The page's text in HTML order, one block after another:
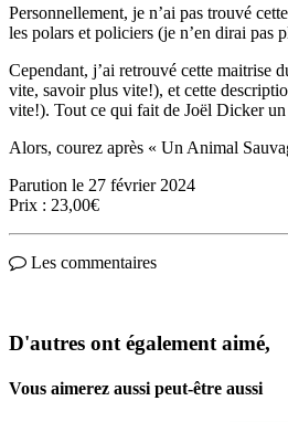
Personnellement, je n’ai pas trouvé
les polars et policiers (je n’en dirai pas
Cependant, j’ai retrouvé cette maitrise
vite, savoir plus vite!), et cette
vite!). Tout ce qui fait de Joël Dicker
Alors, courez après « Un Animal
Parution le 27 février 2024
Prix : 23,00€
Les commentaires
D'autres ont également aimé,
Vous aimerez aussi peut-être aussi